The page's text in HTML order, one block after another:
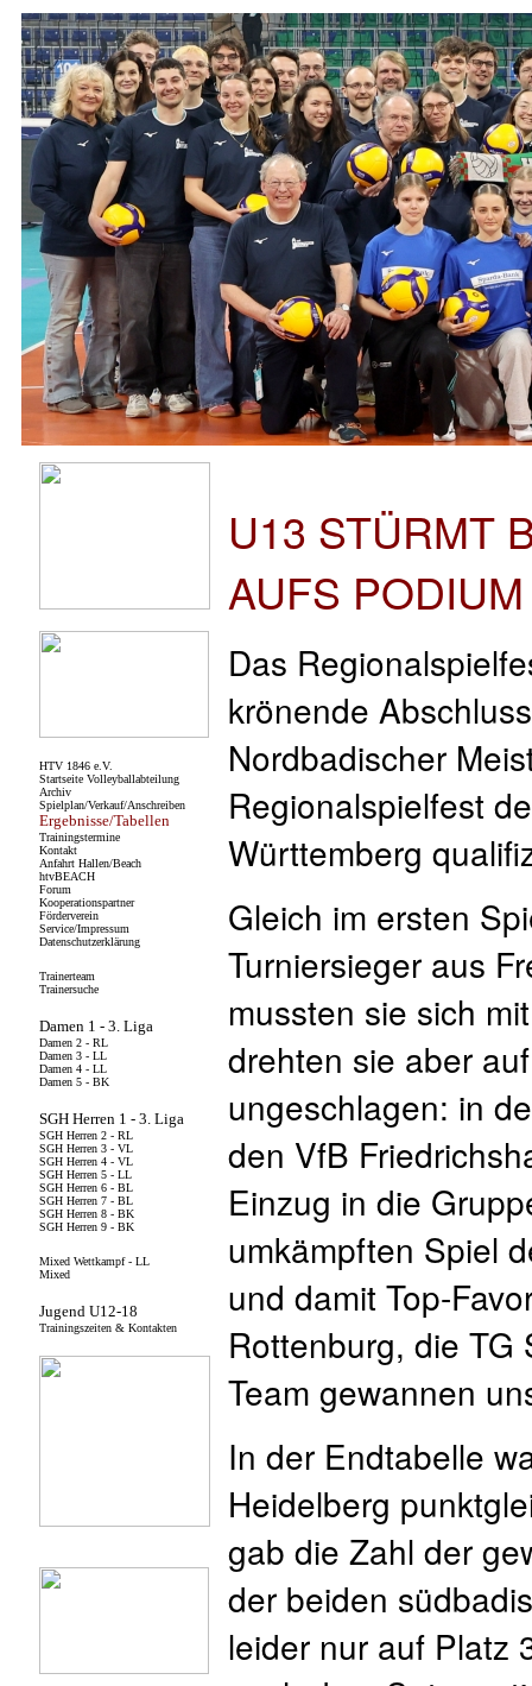
U13 STÜRMT
AUFS PODIUM
Das
krönende
Nordbadischer
Regionalspielfest
Württemberg
Gleich im ersten
Turniersieger aus
mussten sie sich
drehten sie aber
ungeschlagen: in
den VfB
Einzug in die
umkämpften Spiel
und damit Top-
Rottenburg, die TG
Team gewannen
In der Endtabelle
Heidelberg
gab die Zahl der
der beiden
leider nur auf Platz